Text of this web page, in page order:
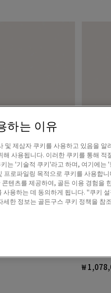
의 밀리터리 그
백
레드
₩
하는 이유
및 제삼자 쿠키를 사용하고 있음을
해 사용됩니다. 이러한 쿠키를 통해
는 '기술적 쿠키'라고 하며, 여기에
프로파일링 목적으로 쿠키를 사용합
텐츠를 제공하여, 골든 이용 경험을
사용하는 데 동의하게 됩니다. "쿠키
세한 정보는 골든구스 쿠키 정책을 참